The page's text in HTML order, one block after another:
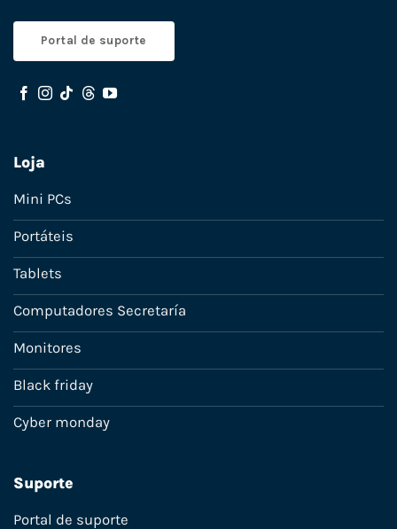
Portal de suporte
Loja
Mini PCs
Portáteis
Tablets
Computadores Secretaría
Monitores
Black friday
Cyber monday
Suporte
Portal de suporte